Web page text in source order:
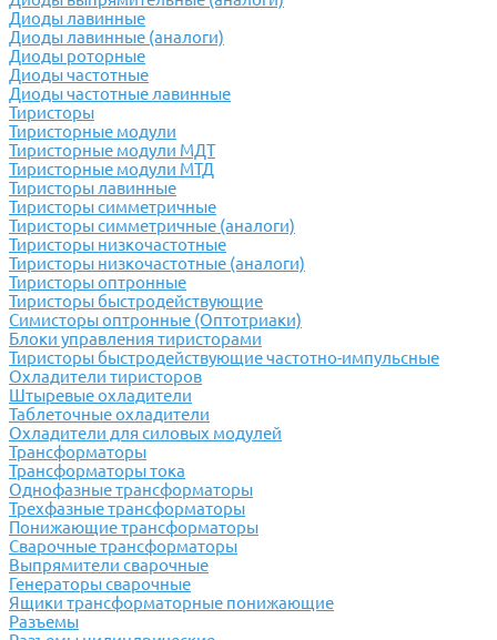
Диоды лавинные
Диоды лавинные (аналоги)
Диоды роторные
Диоды частотные
Диоды частотные лавинные
Тиристоры
Тиристорные модули
Тиристорные модули МДТ
Тиристорные модули МТД
Тиристоры лавинные
Тиристоры симметричные
Тиристоры симметричные (аналоги)
Тиристоры низкочастотные
Тиристоры низкочастотные (аналоги)
Тиристоры оптронные
Тиристоры быстродействующие
Симисторы оптронные (Оптотриаки)
Блоки управления тиристорами
Тиристоры быстродействующие частотно-импульсные
Охладители тиристоров
Штыревые охладители
Таблеточные охладители
Охладители для силовых модулей
Трансформаторы
Трансформаторы тока
Однофазные трансформаторы
Трехфазные трансформаторы
Понижающие трансформаторы
Сварочные трансформаторы
Выпрямители сварочные
Генераторы сварочные
Ящики трансформаторные понижающие
Разъемы